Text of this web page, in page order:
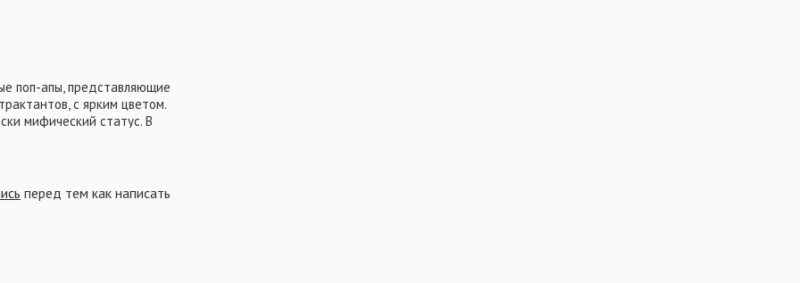
поп-апы, представляющие
с ярким цветом.
мифический статус. В
которые
который стимулировал
перед тем как написать